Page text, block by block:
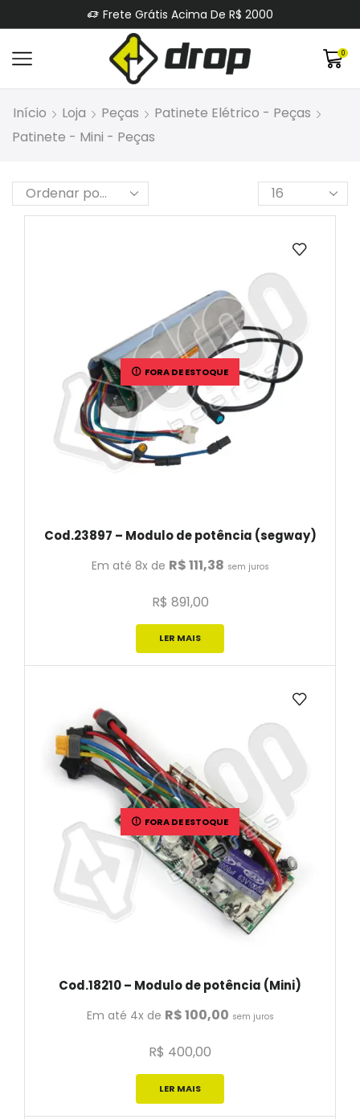
Frete Grátis Acima De R$ 2000
0
Início Loja Peças
Patinete Elétrico - Peças
Patinete - Mini - Peças
FORA DE ESTOQUE
Cod.23897 – Modulo de potência (segway)
Em até 8x de R$111,38 sem juros
R$ 891,00
LER MAIS
FORA DE ESTOQUE
Cod.18210 – Modulo de potência (Mini)
Em até 4x de R$100,00 sem juros
R$ 400,00
LER MAIS